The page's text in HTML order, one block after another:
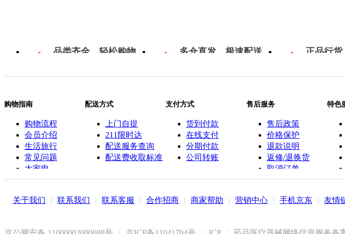
品类齐全，轻松购物 多仓直发，极速配送 正品行
购物指南
购物流程
会员介绍
生活旅行
常见问题
大家电
联系客服
配送方式
上门自提
211限时达
配送服务查询
配送费收取标准
支付方式
货到付款
在线支付
分期付款
公司转账
售后服务
售后政策
价格保护
退款说明
返修/退换货
取消订单
特色
关于我们 | 联系我们 | 联系客服 | 合作招商 | 商家帮助 | 营销中心 | 手机京东 | 友情